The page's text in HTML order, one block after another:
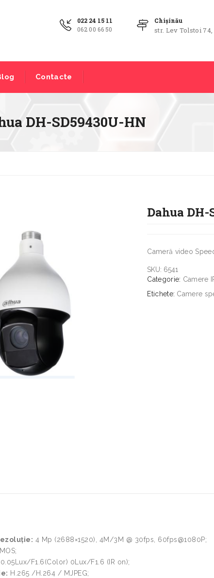
022 24 15 11
062 00 66 50
Chișinău
str. Lev Tolstoi 74,
Contacte
DH-SD59430U-HN
Dahua DH-
Cameră video
SKU: 6541
Categorie: Camere
Etichete: Camere
4 Mp (2688×1520), 4M/3M @ 30fps, 60fps@1080P;
0.05Lux/F1.6(Color) 0Lux/F1.6 (IR on);
H.265 /H.264 / MJPEG;